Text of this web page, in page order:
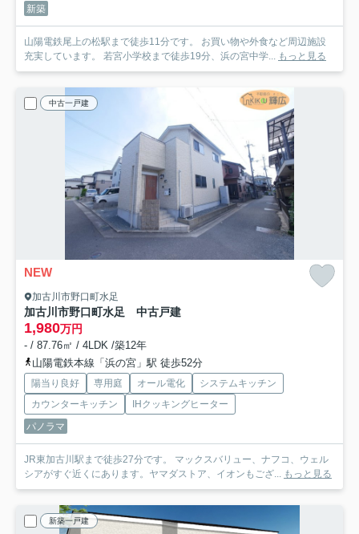
新築
山陽電鉄尾上の松駅まで徒歩11分です。 お買い物や外食など周辺施設
充実しています。 若宮小学校まで徒歩19分、浜の宮中学... もっと見る
中古一戸建
NEW
加古川市野口町水足
加古川市野口町水足 中古戸建
1,980万円
- / 87.76㎡ / 4LDK /築12年
山陽電鉄本線「浜の宮」駅 徒歩52分
陽当り良好 専用庭 オール電化
システムキッチン
カウンターキッチン
IHクッキングヒーター
パノラマ
JR東加古川駅まで徒歩27分です。 マックスバリュー、ナフコ、ウェル
シアがすぐ近くにあります。ヤマダストア、イオンもござ... もっと見る
新築一戸建